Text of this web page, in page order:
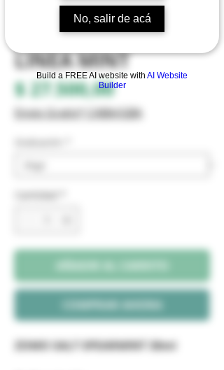
No, salir de acá
Build a FREE AI website with AI Website
Builder
ZOMO SALT
SPEARMINT 30ml
LINEA MINT
$ 27.500,00Precio
Envio Gratis* CABA/GBA
Cantidad
AÑADIR AL CARRITO
COMPRAR AHORA
ZOMO SALT SPEARMINT 30ml